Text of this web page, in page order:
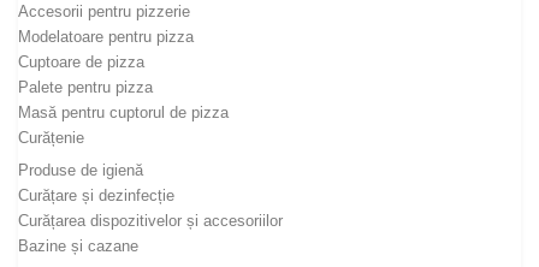
Accesorii pentru pizzerie
Modelatoare pentru pizza
Cuptoare de pizza
Palete pentru pizza
Masă pentru cuptorul de pizza
Curățenie
Produse de igienă
Curățare și dezinfecție
Curățarea dispozitivelor și accesoriilor
Bazine și cazane